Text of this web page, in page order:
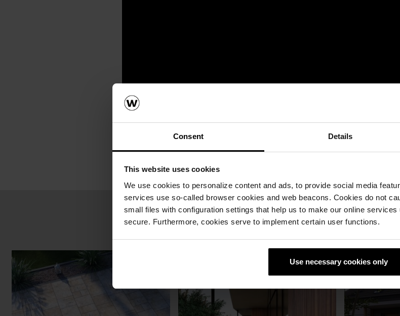
Consent Details
This website uses cookies
We use cookies to personalize content and ads, to provide social media
services use so-called browser cookies and web beacons. Cookies do not
small files with configuration settings that help us to make our online
secure. Furthermore, cookies serve to implement certain user functions.
Use necessary cookies only
Nowości w